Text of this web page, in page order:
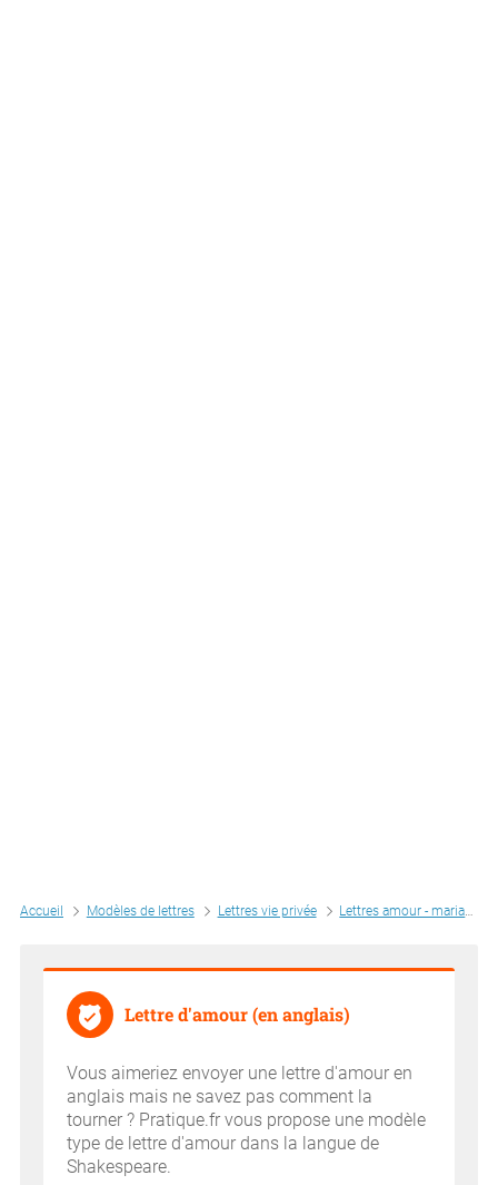
Accueil Modèles de lettres Lettres vie privée Lettres amour - mariage
Lettre d'amour (en anglais)
Vous aimeriez envoyer une lettre d'amour en
anglais mais ne savez pas comment la
tourner ? Pratique.fr vous propose une modèle
type de lettre d'amour dans la langue de
Shakespeare.